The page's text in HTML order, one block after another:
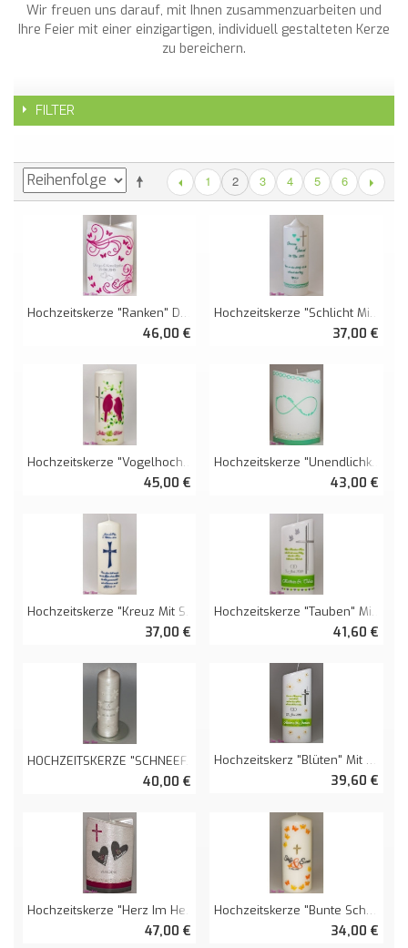
Wir freuen uns darauf, mit Ihnen zusammenzuarbeiten und
Ihre Feier mit einer einzigartigen, individuell gestalteten Kerze
zu bereichern.
FILTER
1 2 3 4 5 6
Hochzeitskerze "Ranken" Doppelt Oval Abg.
46,00 €
Hochzeitskerze "Schlicht Mit Spitze"
37,00 €
Hochzeitskerze "Vogelhochzeit"
45,00 €
Hochzeitskerze "Unendlichkeit" Doppelt Oval Abg.
43,00 €
Hochzeitskerze "Kreuz Mit Spruch" Wollweiß
37,00 €
Hochzeitskerze "Tauben" Mit Spruch Oval Abg.
41,60 €
HOCHZEITSKERZE "SCHNEEFALL" Ohne Kreuz PERLMUTT
40,00 €
Hochzeitskerz "Blüten" Mit Spruch Oval Abg.
39,60 €
Hochzeitskerze "Herz Im Herz" Doppelt Oval Abg. Perlmutt
47,00 €
Hochzeitskerze "bunte Schmetterlinge" Ivory Farbe
34,00 €